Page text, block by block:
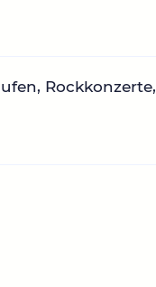
Rockkonzerte,